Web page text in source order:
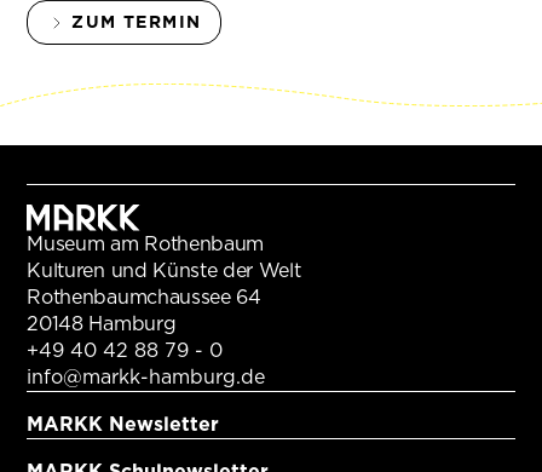
ZUM TERMIN
Museum am Rothenbaum
Kulturen und Künste der Welt
Rothenbaumchaussee 64
20148 Hamburg
+49 40 42 88 79 - 0
info@markk-hamburg.de
MARKK Newsletter